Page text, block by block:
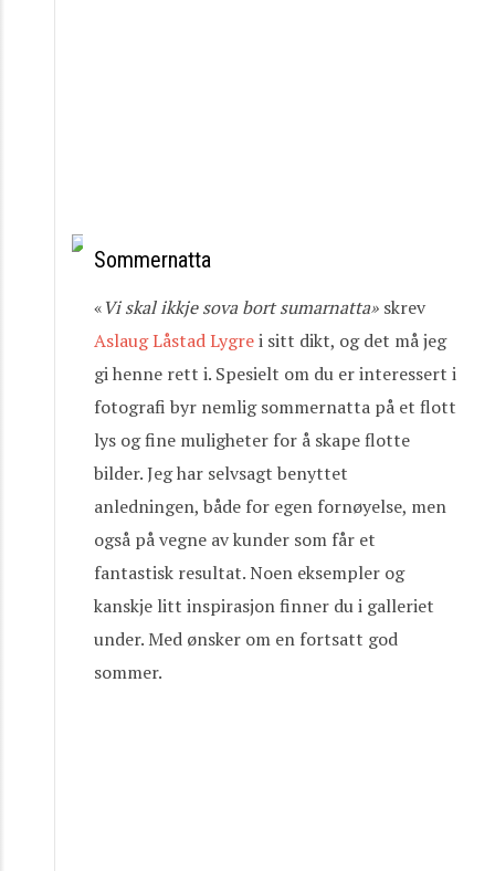
Sommernatta
«Viskalikkjesovabort sumarnatta» skrev
Aslaug Låstad Lygrei sitt dikt, og det må jeg
gi henne rett i. Spesielt om du er interessert i
fotografi byr nemlig sommernatta på et flott
lys og fine muligheter for å skape flotte
bilder. Jeg har selvsagt benyttet
anledningen, både for egen fornøyelse, men
også på vegne av kunder som får et
fantastisk resultat. Noen eksempler og
kanskje litt inspirasjon finner du i galleriet
under. Med ønsker om en fortsatt god
sommer.